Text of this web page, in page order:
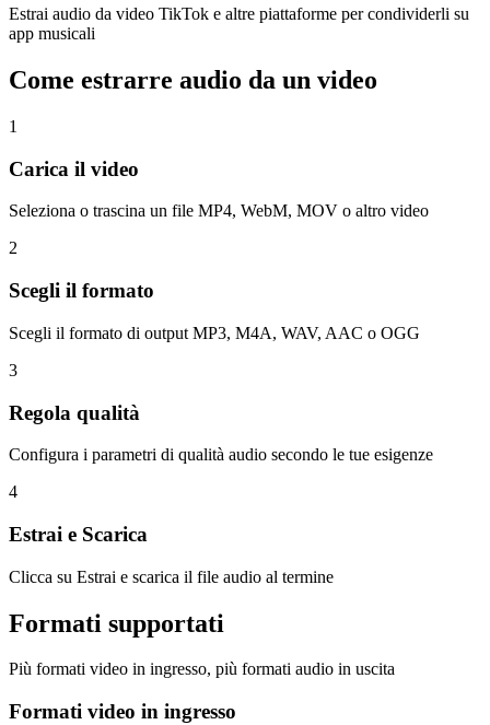
Estrai audio da video TikTok e altre piattaforme per condividerli su
app musicali
Come estrarre audio da un video
1
Carica il video
Seleziona o trascina un file MP4, WebM, MOV o altro video
2
Scegli il formato
Scegli il formato di output MP3, M4A, WAV, AAC o OGG
3
Regola qualità
Configura i parametri di qualità audio secondo le tue esigenze
4
Estrai e Scarica
Clicca su Estrai e scarica il file audio al termine
Formati supportati
Più formati video in ingresso, più formati audio in uscita
Formati video in ingresso